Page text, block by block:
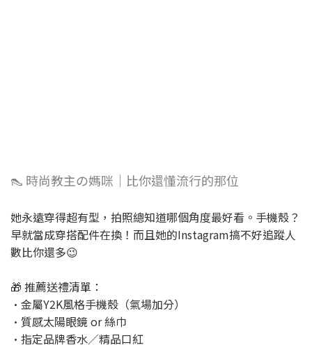
👠 時尚教主の媽咪｜比你還懂流行的那位
她永遠穿得超有型，拍照總知道哪個角度最好看。手機殼？
早就當成穿搭配件在換！而且她的Instagram搞不好追蹤人
數比你還多😉
🎁 推薦送禮清單：
•金屬Y2K風格手機殼（氣場加分）
•質感太陽眼鏡 or 絲巾
•指定品牌香水／精品口紅